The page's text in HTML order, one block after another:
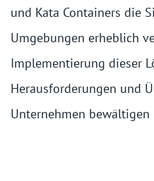
und Kata Containers die
Umgebungen erheblich
Implementierung dieser
Herausforderungen und
Unternehmen bewältigen